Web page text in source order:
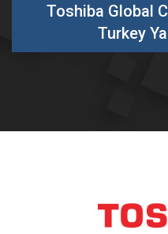
Toshiba Global
Turkey